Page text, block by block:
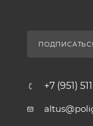
+7 (951)